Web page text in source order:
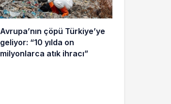
Avrupa’nın çöpü Türkiye’ye
geliyor: “10 yılda on
milyonlarca atık ihracı”